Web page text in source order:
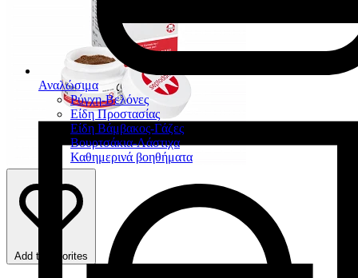
Αναλώσιμα
Ρύγχη-Βελόνες
Είδη Προστασίας
Είδη Βάμβακος-Γάζες
Βουρτσάκια-Λάστιχα
Καθημερινά βοηθήματα
Add to favorites